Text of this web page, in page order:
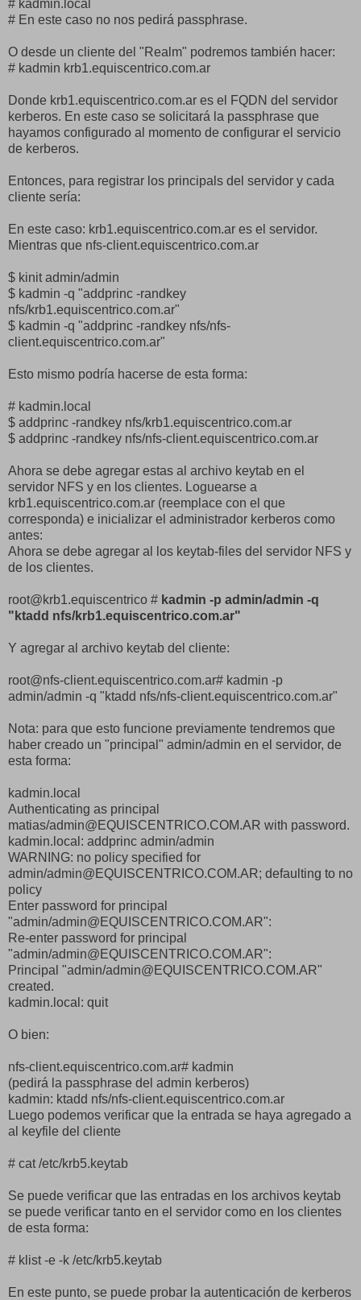
# kadmin.local
# En este caso no nos pedirá passphrase.
O desde un cliente del "Realm" podremos también hacer:
# kadmin krb1.equiscentrico.com.ar
Donde krb1.equiscentrico.com.ar es el FQDN del servidor
kerberos. En este caso se solicitará la passphrase que
hayamos configurado al momento de configurar el servicio
de kerberos.
Entonces, para registrar los principals del servidor y cada
cliente sería:
En este caso: krb1.equiscentrico.com.ar es el servidor.
Mientras que nfs-client.equiscentrico.com.ar
$ kinit admin/admin
$ kadmin -q "addprinc -randkey
nfs/krb1.equiscentrico.com.ar"
$ kadmin -q "addprinc -randkey nfs/nfs-
client.equiscentrico.com.ar"
Esto mismo podría hacerse de esta forma:
# kadmin.local
$ addprinc -randkey nfs/krb1.equiscentrico.com.ar
$ addprinc -randkey nfs/nfs-client.equiscentrico.com.ar
Ahora se debe agregar estas al archivo keytab en el
servidor NFS y en los clientes. Loguearse a
krb1.equiscentrico.com.ar (reemplace con el que
corresponda) e inicializar el administrador kerberos como
antes:
Ahora se debe agregar al los keytab-files del servidor NFS y
de los clientes.
root@krb1.equiscentrico # kadmin -p admin/admin -q
"ktadd nfs/krb1.equiscentrico.com.ar"
Y agregar al archivo keytab del cliente:
root@nfs-client.equiscentrico.com.ar# kadmin -p
admin/admin -q "ktadd nfs/nfs-client.equiscentrico.com.ar"
Nota: para que esto funcione previamente tendremos que
haber creado un "principal" admin/admin en el servidor, de
esta forma:
kadmin.local
Authenticating as principal
matias/admin@EQUISCENTRICO.COM.AR with password.
kadmin.local: addprinc admin/admin
WARNING: no policy specified for
admin/admin@EQUISCENTRICO.COM.AR; defaulting to no
policy
Enter password for principal
"admin/admin@EQUISCENTRICO.COM.AR":
Re-enter password for principal
"admin/admin@EQUISCENTRICO.COM.AR":
Principal "admin/admin@EQUISCENTRICO.COM.AR"
created.
kadmin.local: quit
O bien:
nfs-client.equiscentrico.com.ar# kadmin
(pedirá la passphrase del admin kerberos)
kadmin: ktadd nfs/nfs-client.equiscentrico.com.ar
Luego podemos verificar que la entrada se haya agregado a
al keyfile del cliente
# cat /etc/krb5.keytab
Se puede verificar que las entradas en los archivos keytab
se puede verificar tanto en el servidor como en los clientes
de esta forma:
# klist -e -k /etc/krb5.keytab
En este punto, se puede probar la autenticación de kerberos